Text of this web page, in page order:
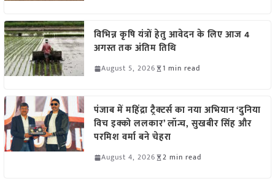
विभिन्न कृषि यंत्रों हेतु आवेदन के लिए आज 4
अगस्त तक अंतिम तिथि
August 5, 2026 1 min read
पंजाब में महिंद्रा ट्रैक्टर्स का नया अभियान ‘दुनिया
विच इक्को ललकार’ लॉन्च, सुखबीर सिंह और
परमिश वर्मा बने चेहरा
August 4, 2026 2 min read